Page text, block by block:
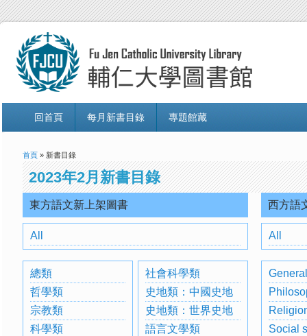
回首頁 每月新書目錄 專題館藏
首頁 » 新書目錄
2023年2月新書目錄
東方語文新上架圖書
All
總類
哲學類
宗教類
科學類
社會科學類
史地類：中國史地
史地類：世界史地
語言文學類
西方語
All
Social